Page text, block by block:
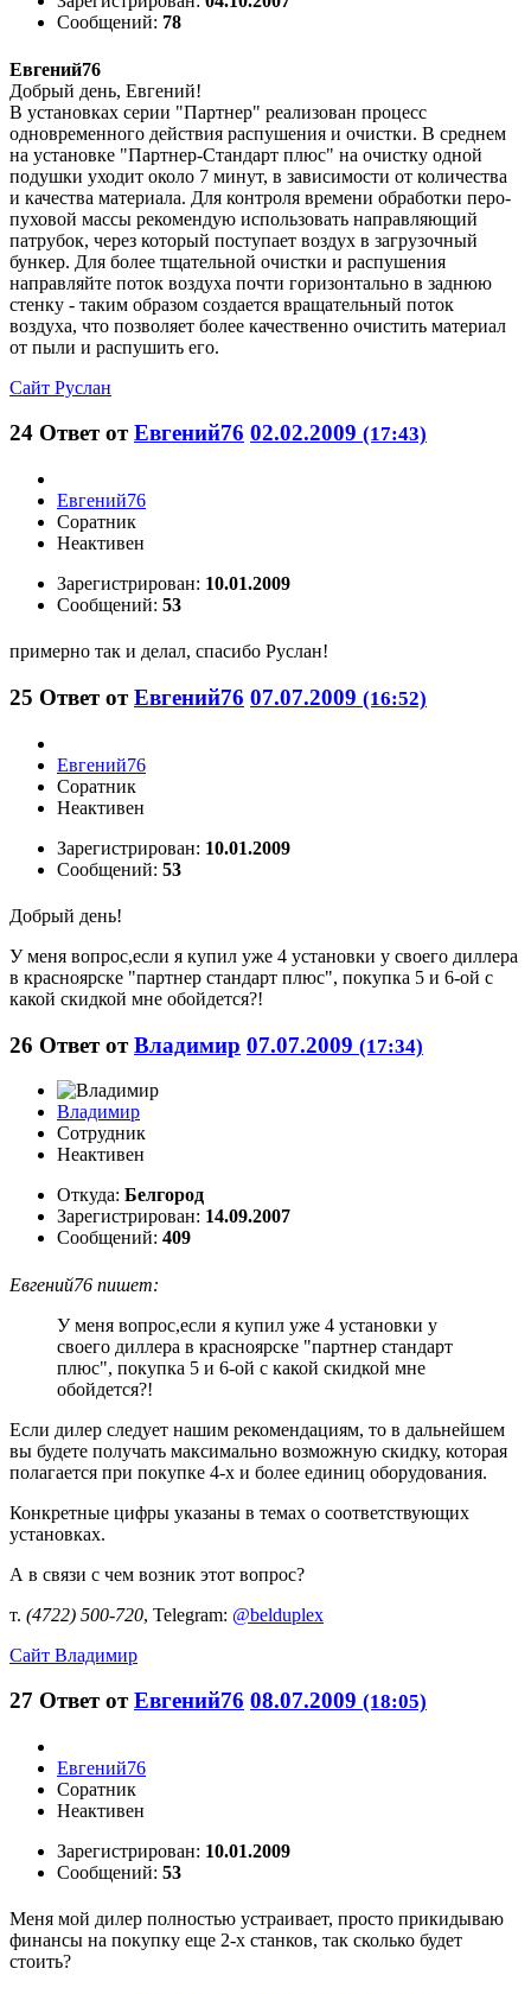
Сообщений: 78
Евгений76
Добрый день, Евгений!
В установках серии "Партнер" реализован процесс
одновременного действия распушения и очистки. В среднем
на установке "Партнер-Стандарт плюс" на очистку одной
подушки уходит около 7 минут, в зависимости от количества
и качества материала. Для контроля времени обработки перо-
пуховой массы рекомендую использовать направляющий
патрубок, через который поступает воздух в загрузочный
бункер. Для более тщательной очистки и распушения
направляйте поток воздуха почти горизонтально в заднюю
стенку - таким образом создается вращательный поток
воздуха, что позволяет более качественно очистить материал
от пыли и распушить его.
Сайт Руслан
24 Ответ отЕвгений76 02.02.2009 (17:43)
Евгений76
Соратник
Неактивен
Зарегистрирован: 10.01.2009
Сообщений: 53
примерно так и делал, спасибо Руслан!
25 Ответ отЕвгений76 07.07.2009 (16:52)
Евгений76
Соратник
Неактивен
Зарегистрирован: 10.01.2009
Сообщений: 53
Добрый день!
У меня вопрос,если я купил уже 4 установки у своего диллера
в красноярске "партнер стандарт плюс", покупка 5 и 6-ой с
какой скидкой мне обойдется?!
26 Ответ отВладимир 07.07.2009 (17:34)
Владимир
Сотрудник
Неактивен
Откуда: Белгород
Зарегистрирован: 14.09.2007
Сообщений: 409
Евгений76 пишет:
У меня вопрос,если я купил уже 4 установки у
своего диллера в красноярске "партнер стандарт
плюс", покупка 5 и 6-ой с какой скидкой мне
обойдется?!
Если дилер следует нашим рекомендациям, то в дальнейшем
вы будете получать максимально возможную скидку, которая
полагается при покупке 4-х и более единиц оборудования.
Конкретные цифры указаны в темах о соответствующих
установках.
А в связи с чем возник этот вопрос?
т. (4722) 500-720, Telegram: @belduplex
Сайт Владимир
27 Ответ отЕвгений76 08.07.2009 (18:05)
Евгений76
Соратник
Неактивен
Зарегистрирован: 10.01.2009
Сообщений: 53
Меня мой дилер полностью устраивает, просто прикидываю
финансы на покупку еще 2-х станков, так сколько будет
стоить?